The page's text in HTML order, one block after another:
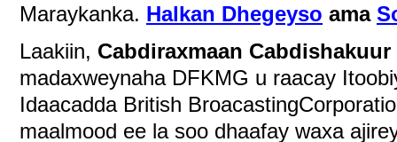
Maraykanka. Halkan Dhegeyso ama
Laakiin, Cabdiraxmaan Cabdishakuur
madaxweynaha DFKMG u raacay
Idaacadda British
maalmood ee la soo dhaafay waxa